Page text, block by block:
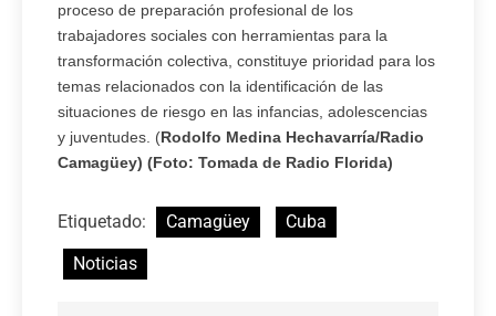
proceso de preparación profesional de los
trabajadores sociales con herramientas para la
transformación colectiva, constituye prioridad para los
temas relacionados con la identificación de las
situaciones de riesgo en las infancias, adolescencias
y juventudes. (Rodolfo Medina Hechavarría/Radio
Camagüey) (Foto: Tomada de Radio Florida)
Etiquetado: Camagüey
Cuba
Noticias